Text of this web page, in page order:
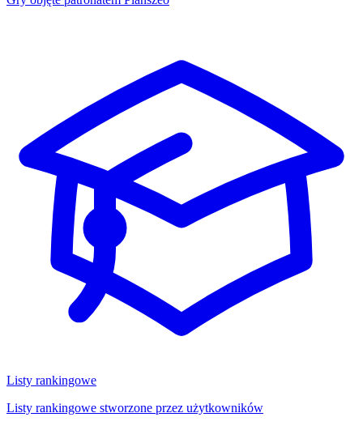
Listy rankingowe
Listy rankingowe stworzone przez użytkowników